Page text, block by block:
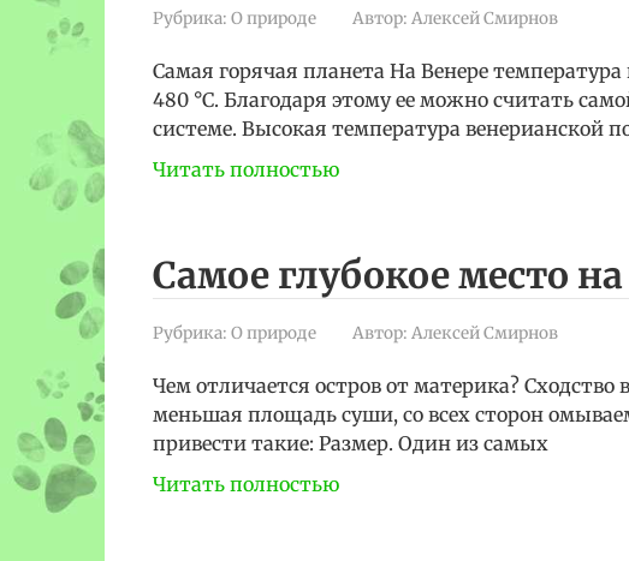
Рубрика: О природе Автор: Алексей Смирнов
Самая горячая планета На Венере температура
480 °C. Благодаря этому ее можно считать
системе. Высокая температура венерианской
Читать полностью
Самое глубокое место
Рубрика: О природе Автор: Алексей Смирнов
Чем отличается остров от материка?
меньшая площадь суши, со всех сторон
привести такие: Размер. Один из самых
Читать полностью